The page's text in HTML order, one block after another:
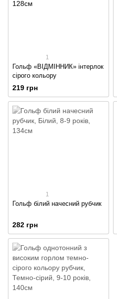
1
Гольф «ВІДМІННИК» інтерлок
сірого кольору
219 грн
1
Гольф білий начесний рубчик
282 грн